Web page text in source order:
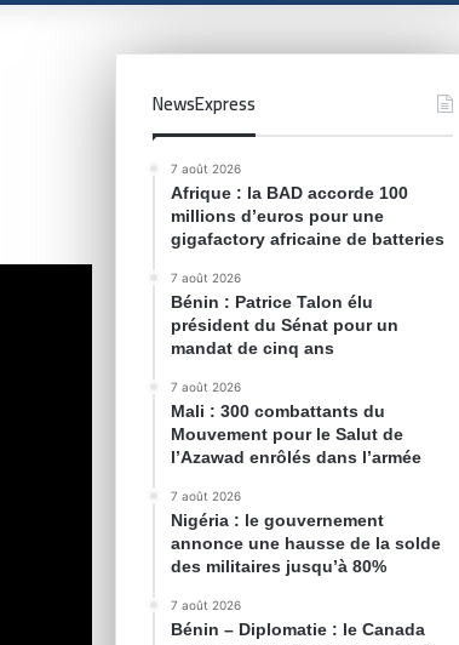
NewsExpress
7 août 2026
Afrique : la BAD accorde 100
millions d’euros pour une
gigafactory africaine de batteries
7 août 2026
Bénin : Patrice Talon élu
président du Sénat pour un
mandat de cinq ans
7 août 2026
Mali : 300 combattants du
Mouvement pour le Salut de
l’Azawad enrôlés dans l’armée
7 août 2026
Nigéria : le gouvernement
annonce une hausse de la solde
des militaires jusqu’à 80%
7 août 2026
Bénin – Diplomatie : le Canada